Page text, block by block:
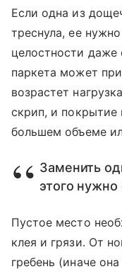
Если одна из
треснула, ее
целостности
паркета может
возрастет
скрип, и покрытие
большем объеме
Заменить
этого
Пустое место
клея и грязи. От
гребень (иначе